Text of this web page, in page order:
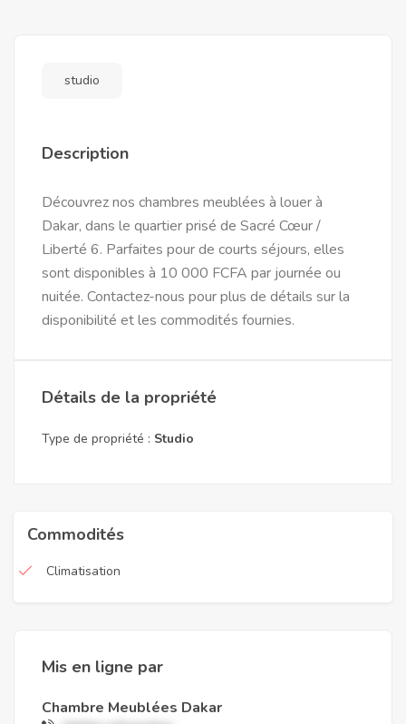
studio
Description
Découvrez nos chambres meublées à louer à
Dakar, dans le quartier prisé de Sacré Cœur /
Liberté 6. Parfaites pour de courts séjours, elles
sont disponibles à 10 000 FCFA par journée ou
nuitée. Contactez-nous pour plus de détails sur la
disponibilité et les commodités fournies.
Détails de la propriété
Type de propriété : Studio
Commodités
Climatisation
Mis en ligne par
Chambre Meublées Dakar